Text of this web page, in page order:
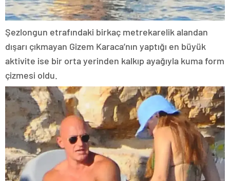
Şezlongun etrafındaki birkaç metrekarelik alandan
dışarı çıkmayan Gizem Karaca’nın yaptığı en büyük
aktivite ise bir orta yerinden kalkıp ayağıyla kuma form
çizmesi oldu.